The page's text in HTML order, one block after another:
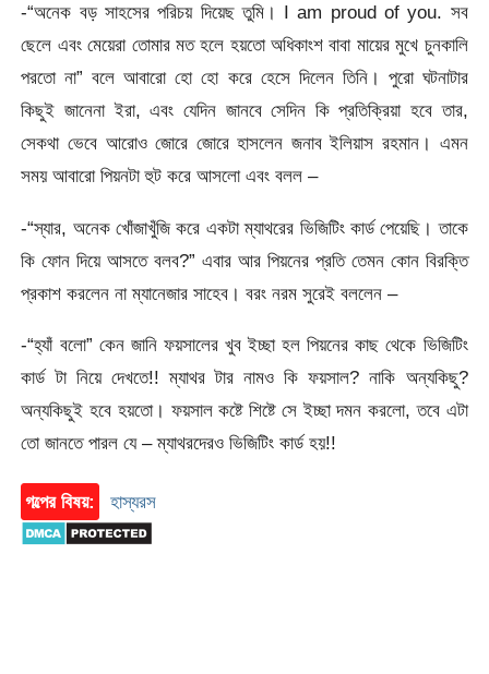
-“অনেক বড় সাহসের পরিচয় দিয়েছ তুমি। I am proud of you. সব
ছেলে এবং মেয়েরা তোমার মত হলে হয়তো অধিকাংশ বাবা মায়ের মুখে চুনকালি
পরতো না” বলে আবারো হো হো করে হেসে দিলেন তিনি। পুরো ঘটনাটার
কিছুই জানেনা ইরা, এবং যেদিন জানবে সেদিন কি প্রতিক্রিয়া হবে তার,
সেকথা ভেবে আরোও জোরে জোরে হাসলেন জনাব ইলিয়াস রহমান। এমন
সময় আবারো পিয়নটা হুট করে আসলো এবং বলল –
-“স্যার, অনেক খোঁজাখুঁজি করে একটা ম্যাথরের ভিজিটিং কার্ড পেয়েছি। তাকে
কি ফোন দিয়ে আসতে বলব?” এবার আর পিয়নের প্রতি তেমন কোন বিরক্তি
প্রকাশ করলেন না ম্যানেজার সাহেব। বরং নরম সুরেই বললেন –
-“হ্যাঁ বলো” কেন জানি ফয়সালের খুব ইচ্ছা হল পিয়নের কাছ থেকে ভিজিটিং
কার্ড টা নিয়ে দেখতে!! ম্যাথর টার নামও কি ফয়সাল? নাকি অন্যকিছু?
অন্যকিছুই হবে হয়তো। ফয়সাল কষ্টে শিষ্টে সে ইচ্ছা দমন করলো, তবে এটা
তো জানতে পারল যে – ম্যাথরদেরও ভিজিটিং কার্ড হয়!!
গল্পের বিষয়: হাস্যরস